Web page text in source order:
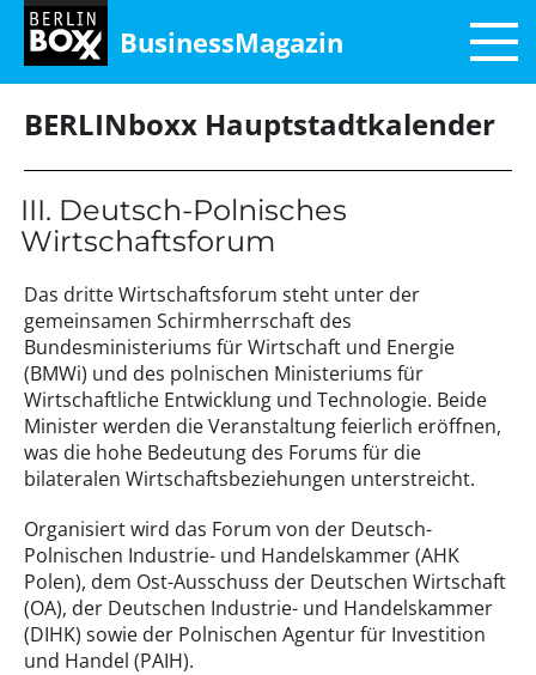
BusinessMagazin
BERLINboxx Hauptstadtkalender
III. Deutsch-Polnisches
Wirtschaftsforum
Das dritte Wirtschaftsforum steht unter der
gemeinsamen Schirmherrschaft des
Bundesministeriums für Wirtschaft und Energie
(BMWi) und des polnischen Ministeriums für
Wirtschaftliche Entwicklung und Technologie. Beide
Minister werden die Veranstaltung feierlich eröffnen,
was die hohe Bedeutung des Forums für die
bilateralen Wirtschaftsbeziehungen unterstreicht.
Organisiert wird das Forum von der Deutsch-
Polnischen Industrie- und Handelskammer (AHK
Polen), dem Ost-Ausschuss der Deutschen Wirtschaft
(OA), der Deutschen Industrie- und Handelskammer
(DIHK) sowie der Polnischen Agentur für Investition
und Handel (PAIH).